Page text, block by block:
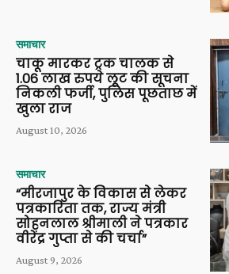
समाचार
चाकू मारकर ट्रक चालक से
1.06 लाख रुपये लूट की सूचना
निकली फर्जी, पुलिस पूछताछ में
खुला राज
August 10, 2026
समाचार
“मीरजापुर के विकास से लेकर
पत्रकारिता तक, राज्य मंत्री
सोहनलाल श्रीमाली ने पत्रकार
वीरेंद्र गुप्ता से की चर्चा”
August 9, 2026